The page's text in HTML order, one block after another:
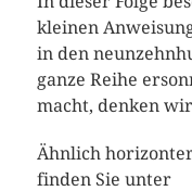
kleinen
in den
ganze Reihe
macht, denken
Ähnlich
finden Sie unter